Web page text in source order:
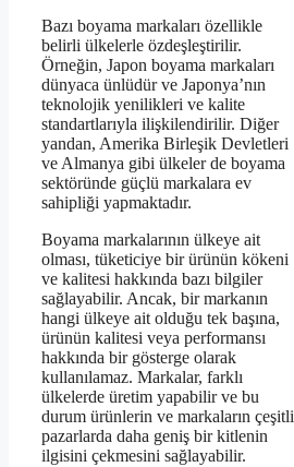
Bazı boyama markaları özellikle
belirli ülkelerle özdeşleştirilir.
Örneğin, Japon boyama markaları
dünyaca ünlüdür ve Japonya’nın
teknolojik yenilikleri ve kalite
standartlarıyla ilişkilendirilir. Diğer
yandan, Amerika Birleşik Devletleri
ve Almanya gibi ülkeler de boyama
sektöründe güçlü markalara ev
sahipliği yapmaktadır.
Boyama markalarının ülkeye ait
olması, tüketiciye bir ürünün kökeni
ve kalitesi hakkında bazı bilgiler
sağlayabilir. Ancak, bir markanın
hangi ülkeye ait olduğu tek başına,
ürünün kalitesi veya performansı
hakkında bir gösterge olarak
kullanılamaz. Markalar, farklı
ülkelerde üretim yapabilir ve bu
durum ürünlerin ve markaların çeşitli
pazarlarda daha geniş bir kitlenin
ilgisini çekmesini sağlayabilir.